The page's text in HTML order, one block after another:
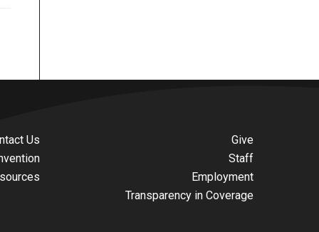
Us
Give
Staff
Employment
Transparency in Coverage